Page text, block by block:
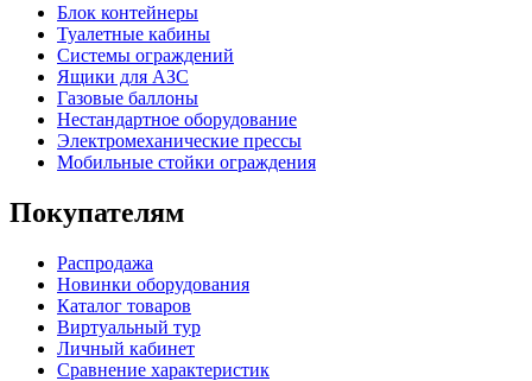
Блок контейнеры
Туалетные кабины
Системы ограждений
Ящики для АЗС
Газовые баллоны
Нестандартное оборудование
Электромеханические прессы
Мобильные стойки ограждения
Покупателям
Распродажа
Новинки оборудования
Каталог товаров
Виртуальный тур
Личный кабинет
Сравнение характеристик